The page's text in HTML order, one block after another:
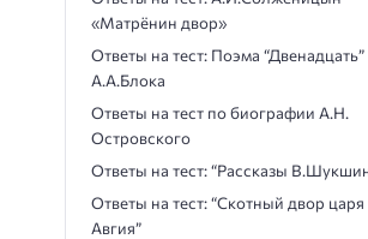
«Матрёнин двор»
Ответы на тест: Поэма “Двенадцать”
А.А.Блока
Ответы на тест по биографии А.Н.
Островского
Ответы на тест: “Рассказы
Ответы на тест: “Скотный двор царя
Авгия”